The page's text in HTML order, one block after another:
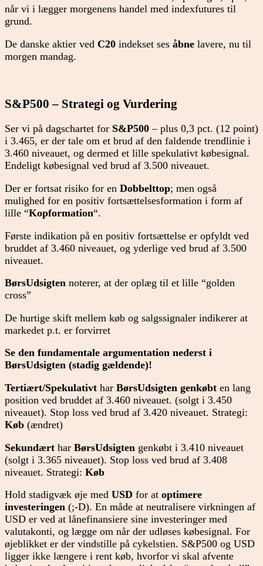
når vi i lægger morgenens handel med indexfutures til
grund.
De danske aktier ved C20 indekset ses åbne lavere, nu til
morgen mandag.
S&P500 – Strategi og Vurdering
Ser vi på dagschartet for S&P500 – plus 0,3 pct. (12 point)
i 3.465, er der tale om et brud af den faldende trendlinie i
3.460 niveauet, og dermed et lille spekulativt købesignal.
Endeligt købesignal ved brud af 3.500 niveauet.
Der er fortsat risiko for en Dobbelttop; men også
mulighed for en positiv fortsættelsesformation i form af
lille “Kopformation“.
Første indikation på en positiv fortsættelse er opfyldt ved
bruddet af 3.460 niveauet, og yderlige ved brud af 3.500
niveauet.
BørsUdsigten noterer, at der oplæg til et lille “golden
cross”
De hurtige skift mellem køb og salgssignaler indikerer at
markedet p.t. er forvirret
Se den fundamentale argumentation nederst i
BørsUdsigten (stadig gældende)!
Tertiært/Spekulativt har BørsUdsigten genkøbt en lang
position ved bruddet af 3.460 niveauet. (solgt i 3.450
niveauet). Stop loss ved brud af 3.420 niveauet. Strategi:
Køb (ændret)
Sekundært har BørsUdsigten genkøbt i 3.410 niveauet
(solgt i 3.365 niveauet). Stop loss ved brud af 3.408
niveauet. Strategi: Køb
Hold stadigvæk øje med USD for at optimere
investeringen (;-D). En måde at neutralisere virkningen af
USD er ved at lånefinansiere sine investeringer med
valutakonti, og lægge om når der udløses købesignal. For
øjeblikket er der vindstille på cykelstien. S&P500 og USD
ligger ikke længere i rent køb, hvorfor vi skal afvente